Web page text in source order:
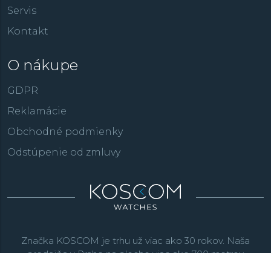
Servis
Kontakt
O nákupe
GDPR
Reklamácie
Obchodné podmienky
Odstúpenie od zmluvy
Značka KOSCOM je trhu už viac ako 30 rokov. Naša